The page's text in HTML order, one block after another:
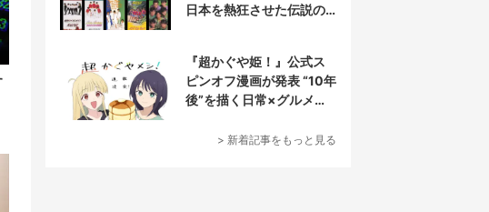
日本を熱狂させた伝説の
『超かぐや姫！』公式ス
ピンオフ漫画が発表 “10年
後”を描く日常×グルメ作
> 新着記事をもっと見る